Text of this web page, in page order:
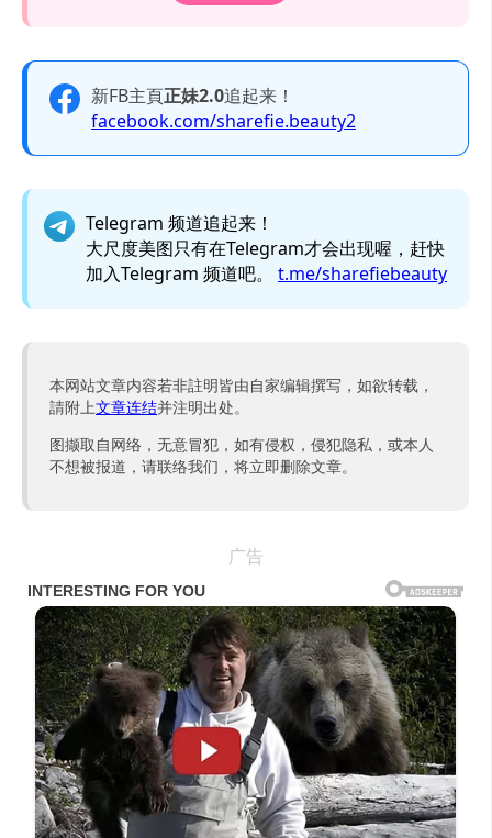
新FB主頁正妹2.0追起来！
facebook.com/sharefie.beauty2
Telegram 频道追起来！
大尺度美图只有在Telegram才会出现喔，赶快
加入Telegram 频道吧。 t.me/sharefiebeauty
本网站文章内容若非註明皆由自家编辑撰写，如欲转载，
請附上文章连结并注明出处。
图撷取自网络，无意冒犯，如有侵权，侵犯隐私，或本人
不想被报道，请联络我们，将立即删除文章。
广告